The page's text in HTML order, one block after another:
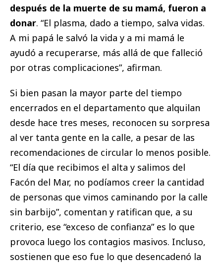
después de la muerte de su mamá, fueron a
donar. “El plasma, dado a tiempo, salva vidas.
A mi papá le salvó la vida y a mi mamá le
ayudó a recuperarse, más allá de que falleció
por otras complicaciones”, afirman.
Si bien pasan la mayor parte del tiempo
encerrados en el departamento que alquilan
desde hace tres meses, reconocen su sorpresa
al ver tanta gente en la calle, a pesar de las
recomendaciones de circular lo menos posible.
“El día que recibimos el alta y salimos del
Facón del Mar, no podíamos creer la cantidad
de personas que vimos caminando por la calle
sin barbijo”, comentan y ratifican que, a su
criterio, ese “exceso de confianza” es lo que
provoca luego los contagios masivos. Incluso,
sostienen que eso fue lo que desencadenó la